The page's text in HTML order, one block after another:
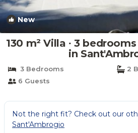
New
130 m² Villa ∙ 3
in
3 Bedrooms
2
6 Guests
Not the right fit? Check out our
Sant'Ambrogio